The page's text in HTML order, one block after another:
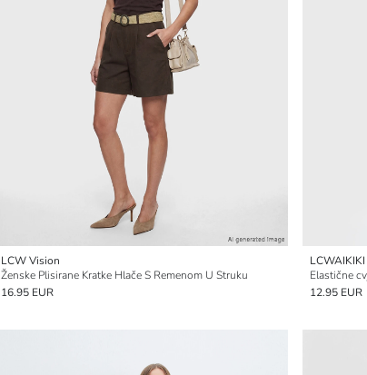
LCW Vision
Ženske Plisirane Kratke Hlače S Remenom U Struku
16.95 EUR
Elastične
12.95 EUR